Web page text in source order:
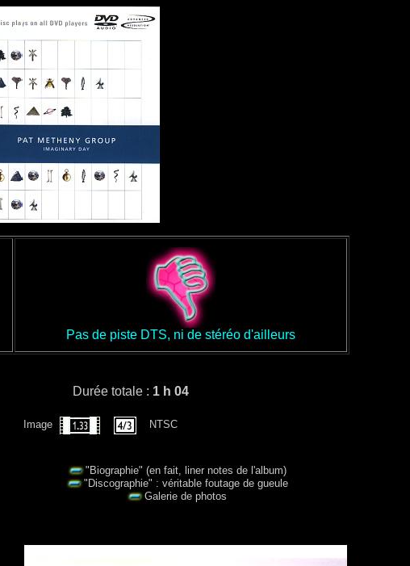
Pas de piste DTS, ni de stéréo d'ailleurs
Durée totale : 1 h 04
Image NTSC
"Biographie" (en fait, liner notes de l'album)
"Discographie" : véritable foutage de gueule
Galerie de photos